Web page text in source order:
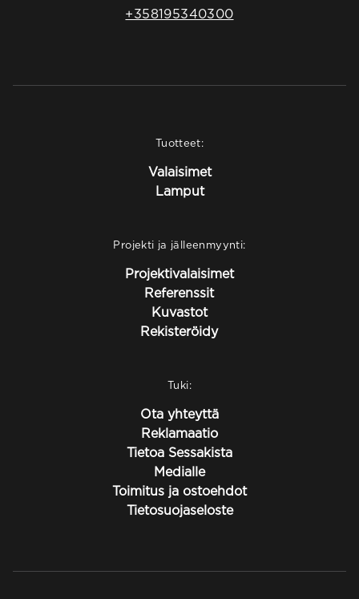
+358195340300
Tuotteet:
Valaisimet
Lamput
Projekti ja jälleenmyynti:
Projektivalaisimet
Referenssit
Kuvastot
Rekisteröidy
Tuki:
Ota yhteyttä
Reklamaatio
Tietoa Sessakista
Medialle
Toimitus ja ostoehdot
Tietosuojaseloste